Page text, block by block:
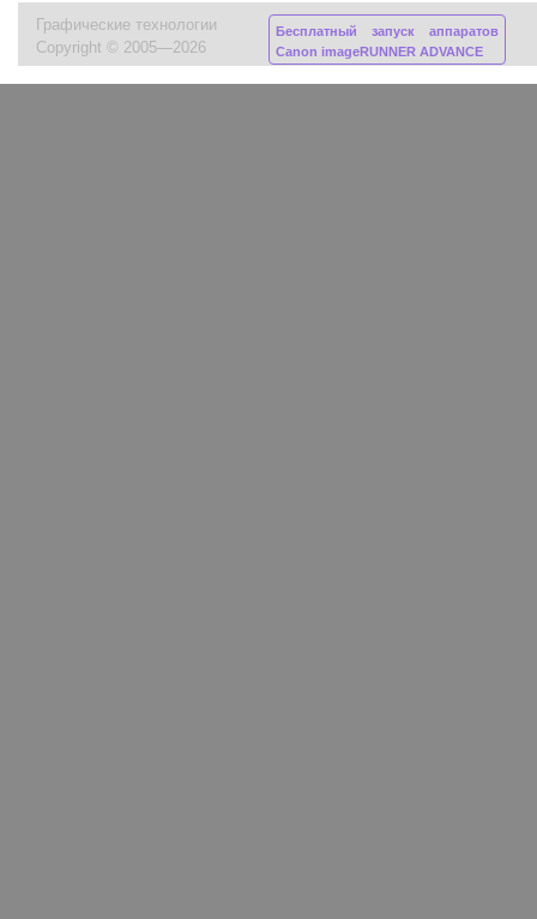
Графические технологии
Copyright © 2005—2026
Бесплатный запуск аппаратов
Canon imageRUNNER ADVANCE